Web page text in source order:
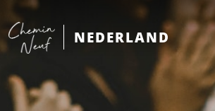
NEDERLAND